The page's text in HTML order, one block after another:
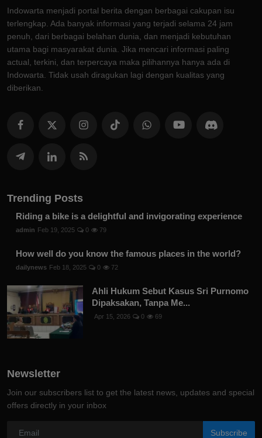
Indowarta menjadi portal berita dengan berbagai cakupan isu
terlengkap. Ada banyak informasi yang terjadi selama 24 jam
penuh, dari berbagai belahan dunia, dan menjadi kebutuhan
utama bagi masyarakat dunia. Jika mencari informasi paling
actual, terkini, dan terpercaya maka pilihannya hanya ada di
Indowarta. Tidak usah diragukan lagi dengan kualitas yang
diberikan.
Trending Posts
Riding a bike is a delightful and invigorating experience
admin Feb 19, 2025 0 79
How well do you know the famous places in the world?
dailynews Feb 18, 2025 0 72
Ahli Hukum Sebut Kasus Sri Purnomo
Dipaksakan, Tanpa Me...
Apr 15, 2026 0 69
Newsletter
Join our subscribers list to get the latest news, updates and special
offers directly in your inbox
Subscribe